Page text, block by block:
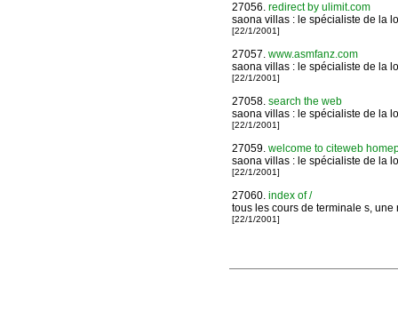
27056. redirect by ulimit.com
saona villas : le spécialiste de la
[22/1/2001]
27057. www.asmfanz.com
saona villas : le spécialiste de la
[22/1/2001]
27058. search the web
saona villas : le spécialiste de la
[22/1/2001]
27059. welcome to citeweb
saona villas : le spécialiste de la
[22/1/2001]
27060. index of /
tous les cours de terminale s,
[22/1/2001]